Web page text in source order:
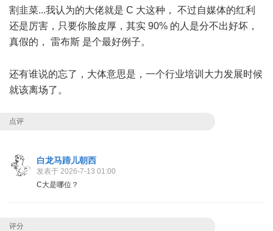
割韭菜...我认为的大佬就是 C 大这种， 不过自媒体的红利
还是厉害，只要你脸皮厚，其实 90% 的人是分不出好坏，
真假的， 雷布斯 是个最好例子。
还有谁说的忘了，大体意思是，一个行业培训大力发展时候
就该离场了。
点评
白龙马蹄儿朝西
发表于 2026-7-13 01:00
C大是哪位？
评分